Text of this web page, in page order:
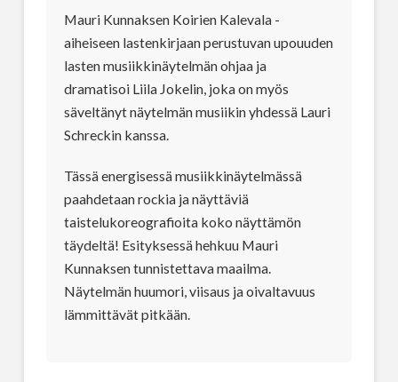
Mauri Kunnaksen Koirien Kalevala -
aiheiseen lastenkirjaan perustuvan upouuden
lasten musiikkinäytelmän ohjaa ja
dramatisoi Liila Jokelin, joka on myös
säveltänyt näytelmän musiikin yhdessä Lauri
Schreckin kanssa.
Tässä energisessä musiikkinäytelmässä
paahdetaan rockia ja näyttäviä
taistelukoreografioita koko näyttämön
täydeltä! Esityksessä hehkuu Mauri
Kunnaksen tunnistettava maailma.
Näytelmän huumori, viisaus ja oivaltavuus
lämmittävät pitkään.